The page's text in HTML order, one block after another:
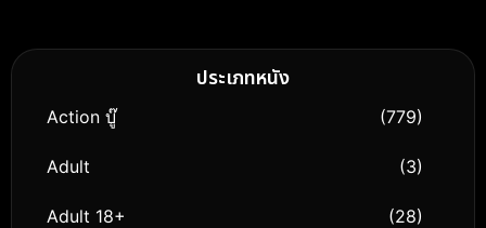
ประเภทหนัง
Action บู๊ (779)
Adult (3)
Adult 18+ (28)